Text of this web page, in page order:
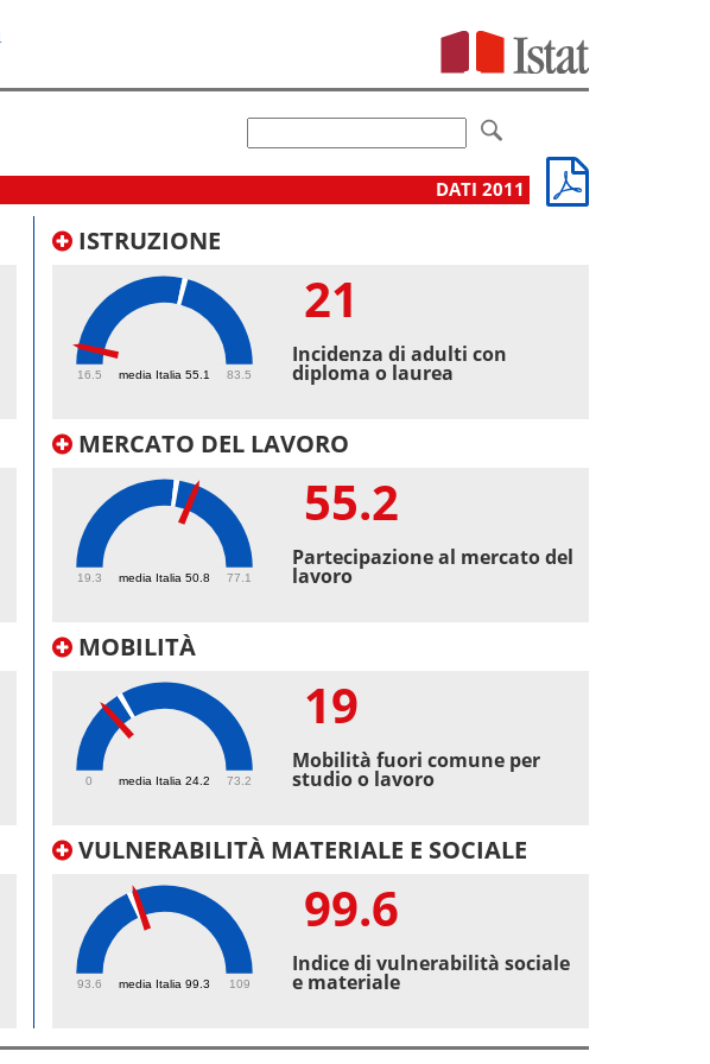
DATI 2011
ISTRUZIONE
media Italia 55.1
16.5 83.5
21
Incidenza di adulti con
diploma o laurea
MERCATO DEL LAVORO
media Italia 50.8
19.3 77.1
55.2
Partecipazione al mercato del
lavoro
MOBILITÀ
media Italia 24.2
0 73.2
19
Mobilità fuori comune per
studio o lavoro
VULNERABILITÀ MATERIALE E SOCIALE
media Italia 99.3
93.6 109
99.6
Indice di vulnerabilità sociale
e materiale